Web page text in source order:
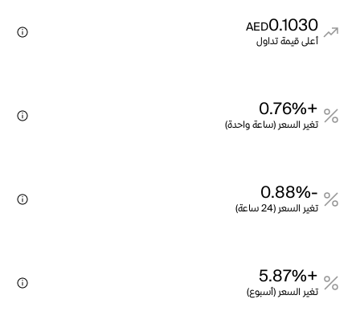
0.1030
AED
أعلى قيمة تداول
+0.76%
تغير السعر (ساعة واحدة)
-0.88%
تغير السعر (24 ساعة)
+5.87%
تغير السعر (أسبوع)